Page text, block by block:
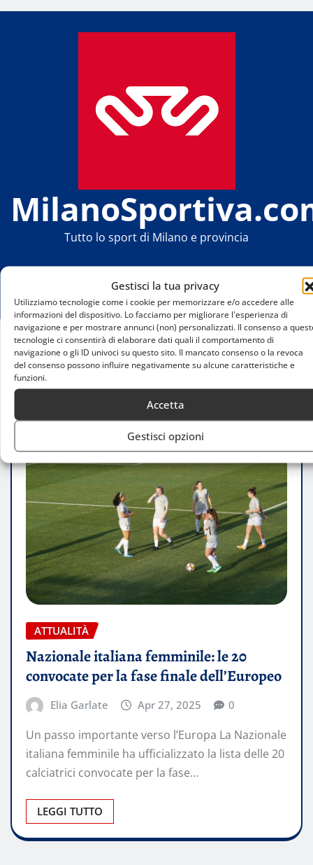
Gestisci la tua privacy
Utilizziamo tecnologie come i cookie per memorizzare e/o accedere alle
informazioni del dispositivo. Lo facciamo per migliorare l'esperienza di
navigazione e per mostrare annunci (non) personalizzati. Il consenso a
tecnologie ci consentirà di elaborare dati quali il comportamento di
navigazione o gli ID univoci su questo sito. Il mancato consenso o la revoca
del consenso possono influire negativamente su alcune caratteristiche e
funzioni.
Accetta
Gestisci opzioni
Tutto lo sport di Milano e provincia
Home
Nazionale italiana femminile: le 20 convocate per
la fase finale dell’Europeo
ATTUALITÀ
Nazionale italiana femminile: le 20
convocate per la fase finale dell’Europeo
Elia Garlate Apr 27, 2025 0
Un passo importante verso l’Europa La Nazionale
italiana femminile ha ufficializzato la lista delle 20
calciatrici convocate per la fase…
LEGGI TUTTO